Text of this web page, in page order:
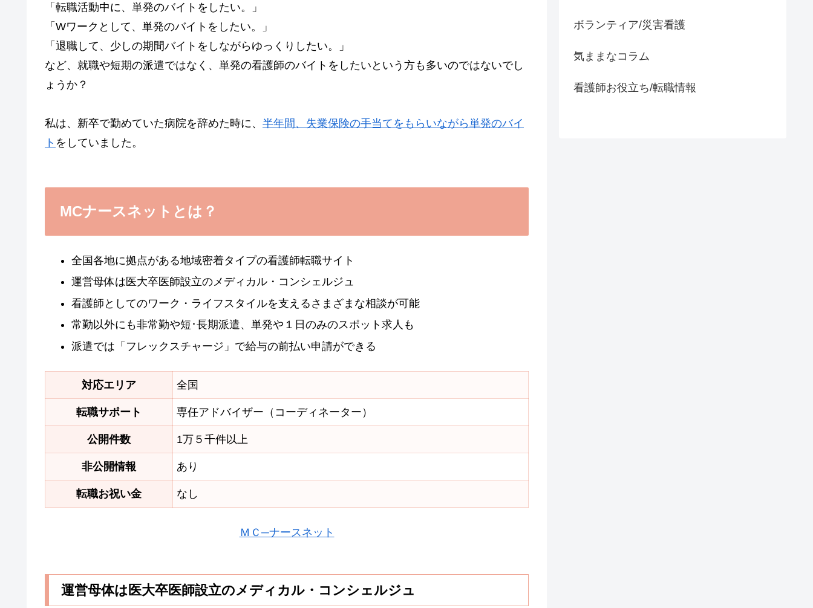
「転職活動中に、単発のバイトをしたい。」
「Wワークとして、単発のバイトをしたい。」
「退職して、少しの期間バイトをしながらゆっくりしたい。」
など、就職や短期の派遣ではなく、単発の看護師のバイトをしたいという方も多いのではないでし
ょうか？
私は、新卒で勤めていた病院を辞めた時に、 半年間、失業保険の手当てをもらいながら単発のバイ
ト をしていました。
MCナースネットとは？
全国各地に拠点がある地域密着タイプの看護師転職サイト
運営母体は医大卒医師設立のメディカル・コンシェルジュ
看護師としてのワーク・ライフスタイルを支えるさまざまな相談が可能
常勤以外にも非常勤や短･長期派遣、単発や１日のみのスポット求人も
派遣では「フレックスチャージ」で給与の前払い申請ができる
対応エリア 全国
転職サポート 専任アドバイザー（コーディネーター）
公開件数 1万５千件以上
非公開情報 あり
転職お祝い金 なし
ＭＣ─ナースネット
運営母体は医大卒医師設立のメディカル・コンシェルジュ
ボランティア/災害看護
気ままなコラム
看護師お役立ち/転職情報